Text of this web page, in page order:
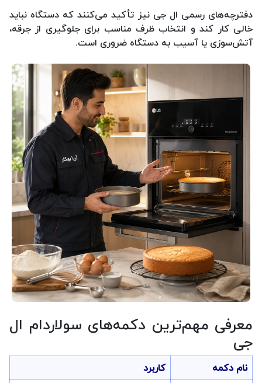
دفترچه‌های رسمی ال جی نیز تأکید می‌کنند که دستگاه نباید
خالی کار کند و انتخاب ظرف مناسب برای جلوگیری از جرقه،
آتش‌سوزی یا آسیب به دستگاه ضروری است.
معرفی مهم‌ترین دکمه‌های سولاردام ال
جی
نام دکمه
کاربرد